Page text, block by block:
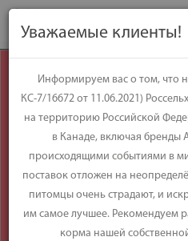
Информируем
основании
11.06.2021)
запрещены к
Уважаемые клиенты!
Информируем вас о том, что
КС-7/16672 от 11.06.2021)
на территорию Российской
в Канаде, включая бренды
происходящими событиями в
поставок отложен на
питомцы очень страдают, и
им самое лучшее. Рекомендуем
корма нашей